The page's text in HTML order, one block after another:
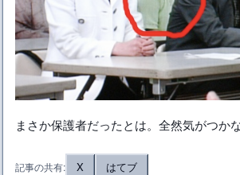
まさか保護者だったとは。全然気がつかな
記事の共有: X はてブ